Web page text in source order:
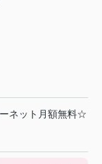
ネット月額無料☆